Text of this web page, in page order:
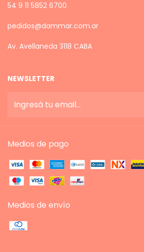
54 9 11 5852 6700
pedidos@dammar.com.ar
Av. Avellaneda 3118 CABA
NEWSLETTER
Medios de pago
Medios de envío